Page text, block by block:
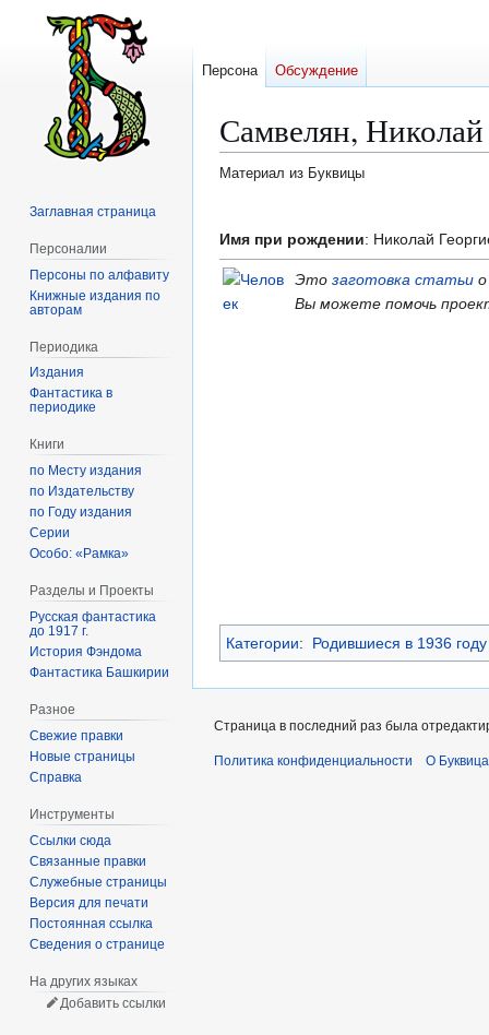
Самвелян,
Материал из Буквицы
к
навигации
к
поиску
Имя при рождении: Николай
Это заготовка статьи
Вы можете помочь
Категории: Родившиеся в 1936 году
Персона Обсуждение
Заглавная страница
Персоналии
Персоны по алфавиту
Книжные издания по
авторам
Периодика
Издания
Фантастика в
периодике
Книги
по Месту издания
по Издательству
по Году издания
Серии
Особо: «Рамка»
Разделы и Проекты
Русская фантастика
до 1917 г.
История Фэндома
Фантастика Башкирии
Разное
Свежие правки
Новые страницы
Справка
Инструменты
Ссылки сюда
Связанные правки
Служебные страницы
Версия для печати
Постоянная ссылка
Сведения о странице
На других языках
Добавить ссылки
Страница в последний раз была
Политика конфиденциальности О Буквица